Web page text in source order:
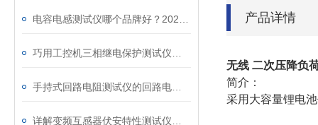
产品详情
无线 二次压降负
简介：
采用大容量锂电